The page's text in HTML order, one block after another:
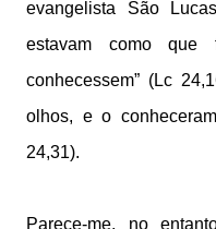
evangelista São
estavam como
conhecessem” (Lc
olhos, e o
24,31).
Parece-me, no